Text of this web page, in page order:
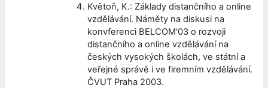
Květoň, K.: Základy distančního a online
vzdělávání. Náměty na diskusi na
konvferenci BELCOM'03 o rozvoji
distančního a online vzdělávání na
českých vysokých školách, ve státní a
veřejné správě i ve firemním vzdělávání.
ČVUT Praha 2003.